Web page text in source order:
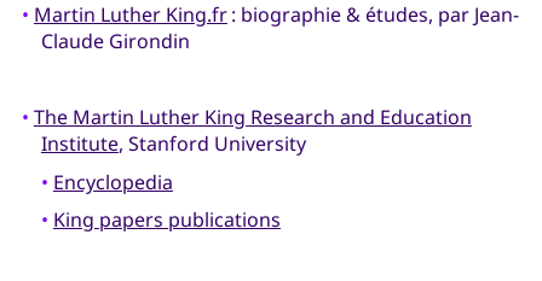
• Martin Luther King.fr: biographie & études, par Jean-
Claude Girondin
• The Martin Luther King Research and Education
Institute, Stanford University
• Encyclopedia
• King papers publications